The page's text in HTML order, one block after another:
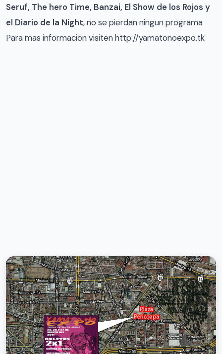
Seruf, The hero Time, Banzai, El Show de los Rojos y
el Diario de la Night, no se pierdan ningun programa
Para mas informacion visiten http://yamatonoexpo.tk